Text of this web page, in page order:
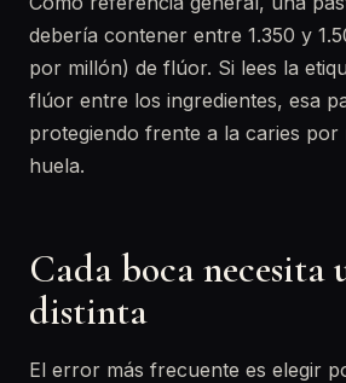
debería contener entre 1.350 y
por millón) de flúor. Si lees la
flúor entre los ingredientes, esa
protegiendo frente a la caries por
huela.
Cada boca necesita
distinta
El error más frecuente es elegir